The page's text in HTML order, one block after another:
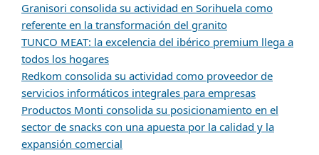
Granisori consolida su actividad en Sorihuela como
referente en la transformación del granito
TUNCO MEAT: la excelencia del ibérico premium llega a
todos los hogares
Redkom consolida su actividad como proveedor de
servicios informáticos integrales para empresas
Productos Monti consolida su posicionamiento en el
sector de snacks con una apuesta por la calidad y la
expansión comercial